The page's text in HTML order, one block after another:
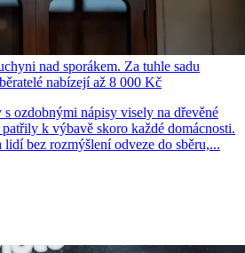
nad sporákem. Za tuhle sadu
nabízejí až 8 000 Kč
ozdobnými nápisy visely na dřevěné
k výbavě skoro každé domácnosti.
lidí bez rozmýšlení odveze do sběru,...